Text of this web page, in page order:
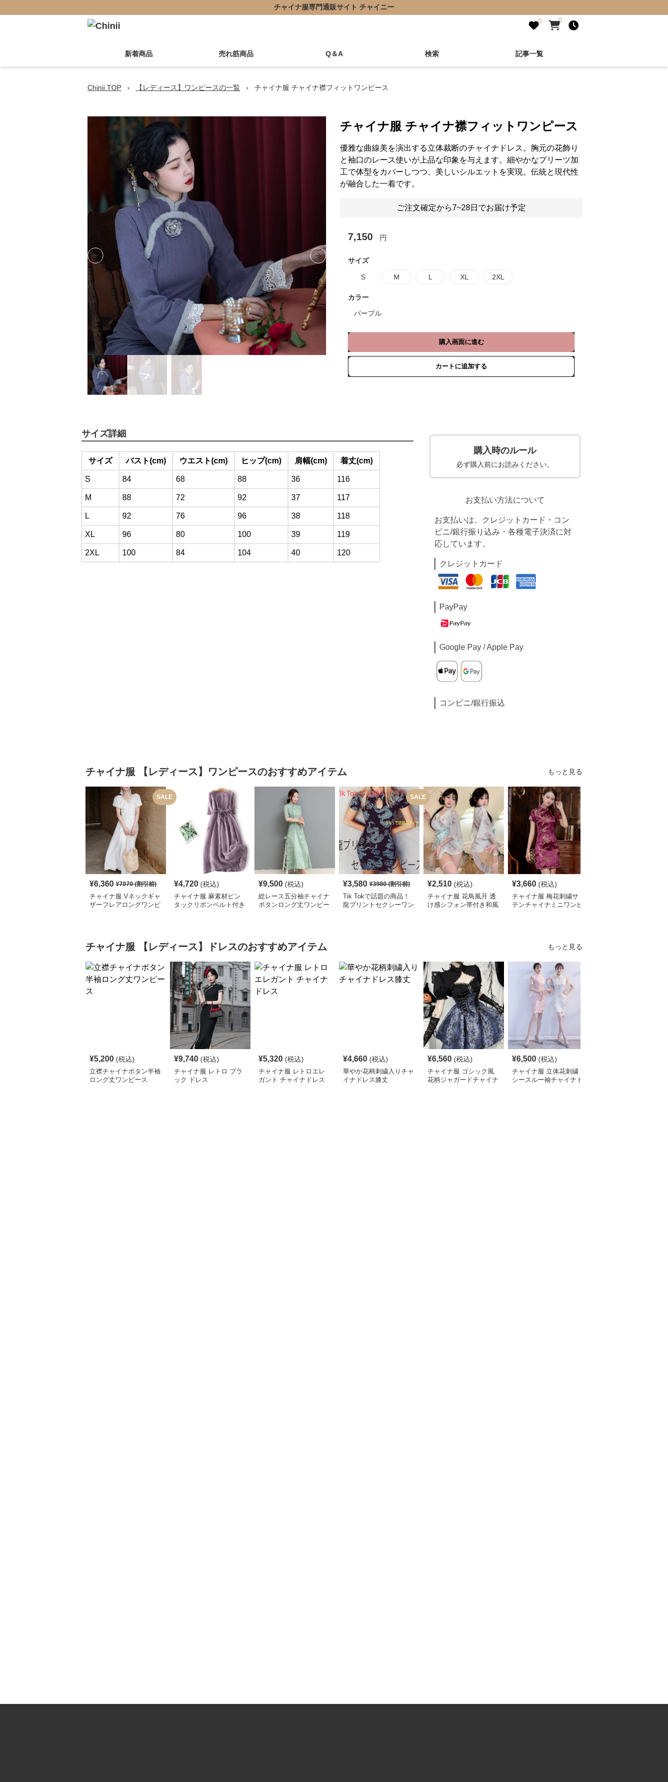
チャイナ服専門通販サイト チャイニー
0 0
新着商品 売れ筋商品 Q＆A 検索 記事一覧
Chinii TOP › 【レディース】ワンピースの一覧 › チャイナ服 チャイナ襟フィットワンピース
Previous slide Next slide
チャイナ服 チャイナ襟フィットワンピース
優雅な曲線美を演出する立体裁断のチャイナドレス。胸元の花飾り
と袖口のレース使いが上品な印象を与えます。細やかなプリーツ加
工で体型をカバーしつつ、美しいシルエットを実現。伝統と現代性
が融合した一着です。
ご注文確定から7~28日でお届け予定
7,150 円
サイズ
S M L XL 2XL
カラー
パープル
購入画面に進む
カートに追加する
サイズ詳細
サイズ バスト(cm) ウエスト(cm) ヒップ(cm) 肩幅(cm) 着丈(cm)
S 84 68 88 36 116
M 88 72 92 37 117
L 92 76 96 38 118
XL 96 80 100 39 119
2XL 100 84 104 40 120
購入時のルール
必ず購入前にお読みください。
お支払い方法について
お支払いは、クレジットカード・コン
ビニ/銀行振り込み・各種電子決済に対
応しています。
クレジットカード
PayPay
Google Pay / Apple Pay
コンビニ/銀行振込
チャイナ服 【レディース】ワンピースのおすすめアイテム もっと見る
SALE
¥6,360 ¥7070(割引前)
チャイナ服 Vネックギャ
ザーフレアロングワンピ
¥4,720 (税込)
チャイナ服 麻素材ピン
タックリボンベルト付き
¥9,500 (税込)
総レース五分袖チャイナ
ボタンロング丈ワンピー
SALE
¥3,580 ¥3980(割引前)
Tik Tokで話題の商品！
龍プリントセクシーワン
¥2,510 (税込)
チャイナ服 花鳥風月 透
け感シフォン帯付き和風
¥3,660 (税込)
チャイナ服 梅花刺繍サ
テンチャイナミニワンピ
チャイナ服 【レディース】ドレスのおすすめアイテム もっと見る
¥5,200 (税込)
立襟チャイナボタン半袖
ロング丈ワンピース
¥9,740 (税込)
チャイナ服 レトロ ブラ
ック ドレス
¥5,320 (税込)
チャイナ服 レトロエレ
ガント チャイナドレス
¥4,660 (税込)
華やか花柄刺繍入りチャ
イナドレス膝丈
¥6,560 (税込)
チャイナ服 ゴシック風
花柄ジャガードチャイナ
¥6,500 (税込)
チャイナ服 立体花刺繍
シースルー袖チャイナド